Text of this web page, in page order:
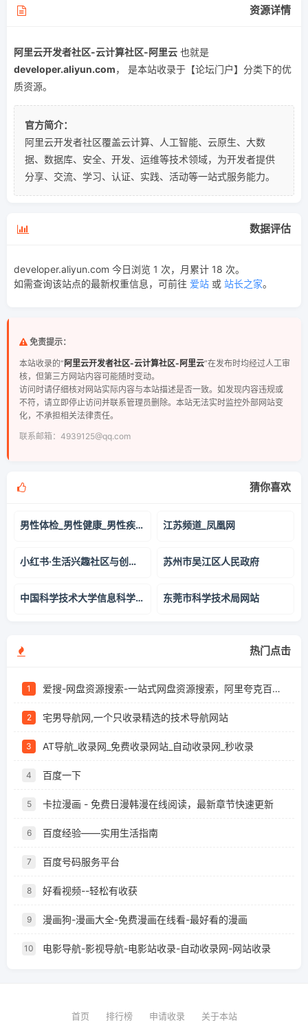
资源详情
阿里云开发者社区-云计算社区-阿里云 也就是
developer.aliyun.com， 是本站收录于【论坛门户】分类下的优
质资源。
官方简介：
阿里云开发者社区覆盖云计算、人工智能、云原生、大数
据、数据库、安全、开发、运维等技术领域，为开发者提供
分享、交流、学习、认证、实践、活动等一站式服务能力。
数据评估
developer.aliyun.com 今日浏览 1 次，月累计 18 次。
如需查询该站点的最新权重信息，可前往 爱站 或 站长之家。
免责提示：
本站收录的“阿里云开发者社区-云计算社区-阿里云”在发布时均经过人工审
核，但第三方网站内容可能随时变动。
访问时请仔细核对网站实际内容与本站描述是否一致。如发现内容违规或
不符，请立即停止访问并联系管理员删除。本站无法实时监控外部网站变
化，不承担相关法律责任。
联系邮箱：4939125@qq.com
猜你喜欢
男性体检_男性健康_男性疾病_99健康网 江苏频道_凤凰网
小红书·生活兴趣社区与创作服务平台 - Xiaohongshu 苏州市吴江区人民政府
中国科学技术大学信息科学技术学院欢迎你 东莞市科学技术局网站
热门点击
1 爱搜-网盘资源搜索-一站式网盘资源搜索，阿里夸克百度迅雷UC全聚合
2 宅男导航网,一个只收录精选的技术导航网站
3 AT导航_收录网_免费收录网站_自动收录网_秒收录
4 百度一下
5 卡拉漫画 - 免费日漫韩漫在线阅读，最新章节快速更新
6 百度经验——实用生活指南
7 百度号码服务平台
8 好看视频--轻松有收获
9 漫画狗-漫画大全-免费漫画在线看-最好看的漫画
10 电影导航-影视导航-电影站收录-自动收录网-网站收录
首页 排行榜 申请收录 关于本站